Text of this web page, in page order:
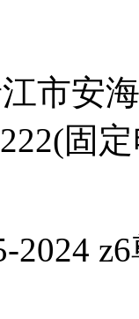
市安
固
2024